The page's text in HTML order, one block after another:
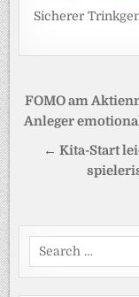
Sicherer
FOMO am
Anleger
← Kita-Start
Search
for: